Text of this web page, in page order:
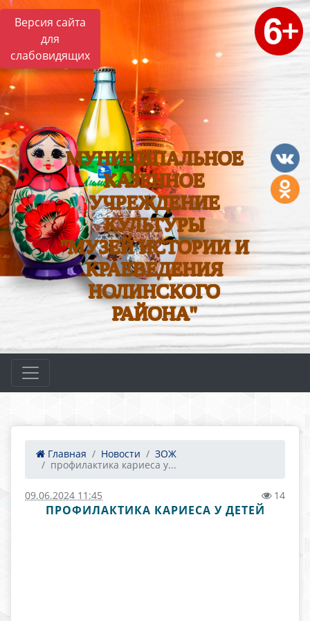
Версия сайта
для
слабовидящих
МУНИЦИПАЛЬНОЕ
КАЗЕННОЕ
УЧРЕЖДЕНИЕ
КУЛЬТУРЫ
"МУЗЕЙ ИСТОРИИ И
КРАЕВЕДЕНИЯ
НОЛИНСКОГО
РАЙОНА"
Главная Новости
ЗОЖ
профилактика кариеса у...
09.06.2024 11:45 14
ПРОФИЛАКТИКА КАРИЕСА У ДЕТЕЙ